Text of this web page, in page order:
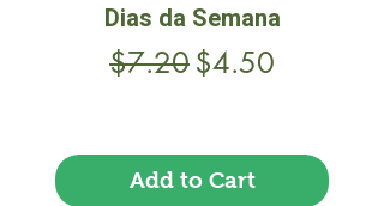
Dias da Semana
Regular Price
$7.20Sale Price
$4.50
Add to Cart